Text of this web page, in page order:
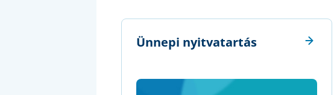
Ünnepi nyitvatartás